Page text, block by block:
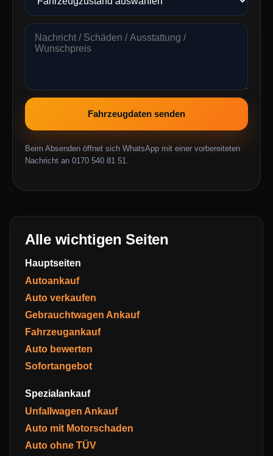
Fahrzeugdaten senden
Beim Absenden öffnet sich WhatsApp mit einer vorbereiteten
Nachricht an 0170 540 81 51.
Alle wichtigen Seiten
Hauptseiten
Autoankauf
Auto verkaufen
Gebrauchtwagen Ankauf
Fahrzeugankauf
Auto bewerten
Sofortangebot
Spezialankauf
Unfallwagen Ankauf
Auto mit Motorschaden
Auto ohne TÜV